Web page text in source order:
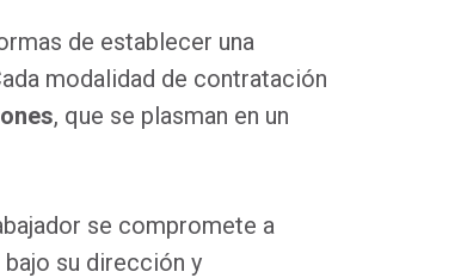
de establecer una
modalidad de contratación
, que se plasman en un
se compromete a
su dirección y